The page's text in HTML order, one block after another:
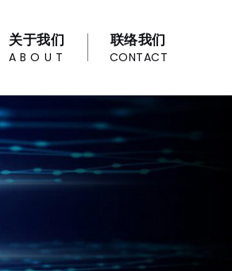
关于我们
ABOUT
联络我们
CONTACT